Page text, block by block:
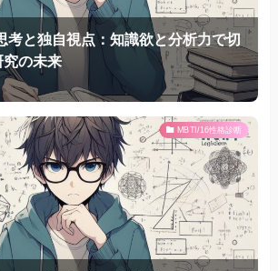
考と独自視点：知識欲と分析力で切
究の未来
MBTI/16性格診断